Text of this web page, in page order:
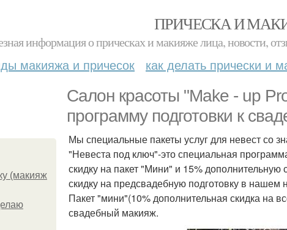
ПРИЧЕСКА И
информация о прическах и макияже лица, новости,
макияжа и причесок как делать прически и
Салон красоты "Make - up
программу подготовки к
(макияж
Мы специальные пакеты услуг для невест со
"Невеста под ключ"-это специальная
скидку на пакет "Мини" и 15%
скидку на предсвадебную подготовку в нашем
Пакет "мини"(10% дополнительная скидка на
свадебный макияж.